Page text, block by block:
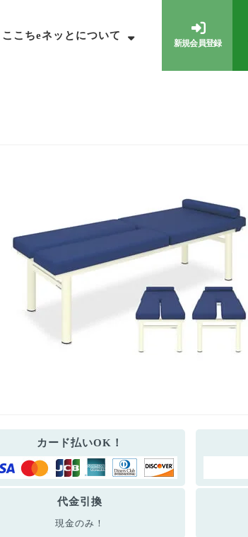
ここちeネッとについて
新規会員登録
カード払いOK！
代金引換
現金のみ！